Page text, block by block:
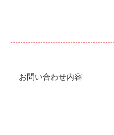
お問い合わせ内容